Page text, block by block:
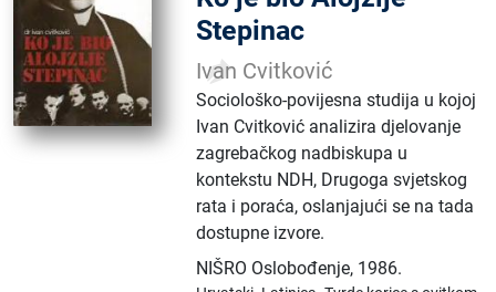
Stepinac
Ivan Cvitković
Sociološko-povijesna studija u kojoj
Ivan Cvitković analizira djelovanje
zagrebačkog nadbiskupa u
kontekstu NDH, Drugoga svjetskog
rata i poraća, oslanjajući se na tada
dostupne izvore.
NIŠRO Oslobođenje, 1986.